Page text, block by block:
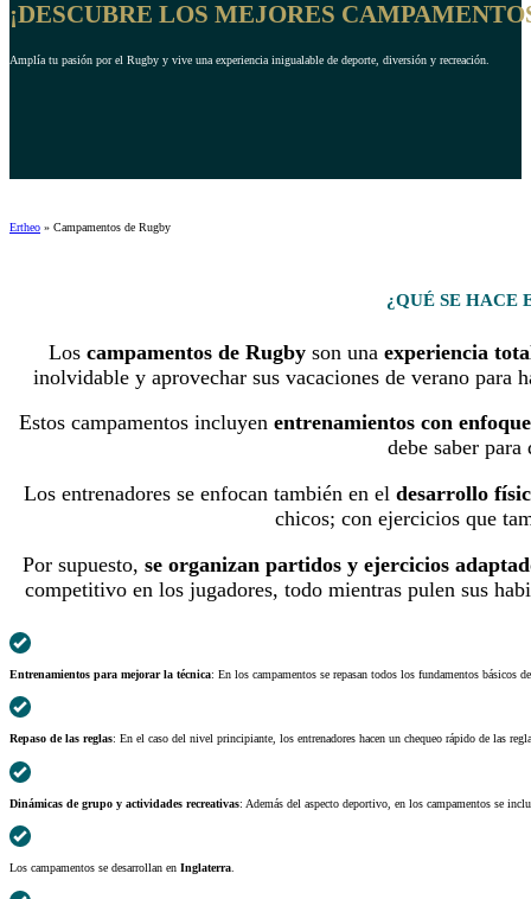
¡DESCUBRE LOS MEJORES
Amplía tu pasión por el Rugby y vive una experiencia inigualable de deporte, diversión y recreación.
Ertheo » Campamentos de Rugby
¿QUÉ SE HACE
Los campamentos de Rugby son una experiencia
inolvidable y aprovechar sus vacaciones de verano para
Estos campamentos incluyenentrenamientos con
debe saber
Los entrenadores se enfocan también en el desarrollo
chicos; con ejercicios que
Por supuesto, se organizan partidos y ejercicios
competitivo en los jugadores, todo mientras pulen sus
Entrenamientos para mejorar la técnica: En los campamentos se repasan todos los fundamentos básicos
Repaso de las reglas: En el caso del nivel principiante, los entrenadores hacen un chequeo rápido de las
Dinámicas de grupo y actividades recreativas: Además del aspecto deportivo, en los campamentos se
Los campamentos se desarrollan en Inglaterra.